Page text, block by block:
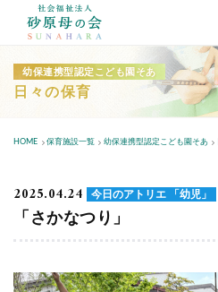
幼保連携型認定こども園そあ
日々の保育
HOME 保育施設一覧 幼保連携型認定こども園そあ
2025.04.24 今日のアトリエ 「幼児」
「さかなつり」